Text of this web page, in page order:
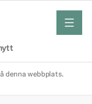
meny
denna webbplats.